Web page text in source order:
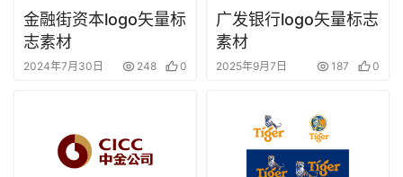
金融街资本logo矢量标
志素材
2024年7月30日 248 0
广发银行logo矢量标志
素材
2025年9月7日 187 0